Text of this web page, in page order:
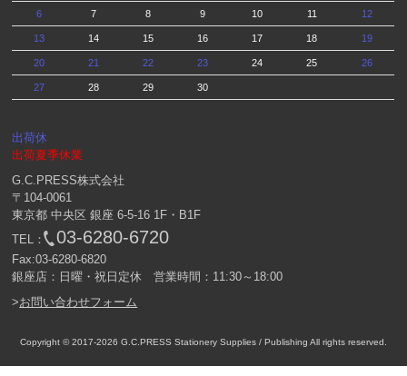
6 7 8 9 10 11 12
13 14 15 16 17 18 19
20 21 22 23 24 25 26
27 28 29 30
出荷休
出荷夏季休業
G.C.PRESS株式会社
〒104-0061
東京都 中央区 銀座 6-5-16 1F・B1F
TEL：
03-6280-6720
Fax:03-6280-6820
銀座店：日曜・祝日定休 営業時間：11:30～18:00
>お問い合わせフォーム
Copyright © 2017-2026 G.C.PRESS Stationery Supplies / Publishing All rights reserved.